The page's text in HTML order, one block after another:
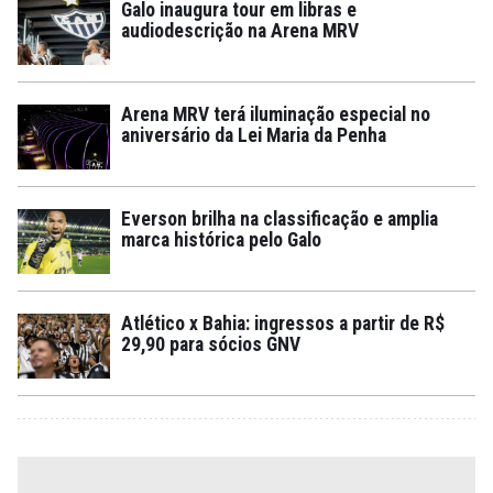
Galo inaugura tour em libras e
audiodescrição na Arena MRV
Arena MRV terá iluminação especial no
aniversário da Lei Maria da Penha
Everson brilha na classificação e amplia
marca histórica pelo Galo
Atlético x Bahia: ingressos a partir de R$
29,90 para sócios GNV